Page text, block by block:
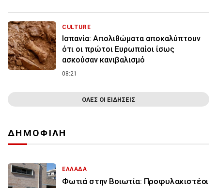
CULTURE
Ισπανία: Απολιθώματα αποκαλύπτουν
ότι οι πρώτοι Ευρωπαίοι ίσως
ασκούσαν κανιβαλισμό
08:21
ΟΛΕΣ ΟΙ ΕΙΔΗΣΕΙΣ
ΔΗΜΟΦΙΛΗ
ΕΛΛΑΔΑ
Φωτιά στην Βοιωτία: Προφυλακιστέοι